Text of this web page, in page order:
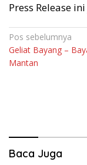
Press Release
Navigasi
pos
Pos sebelumnya
Geliat Bayang –
Mantan
Baca Juga